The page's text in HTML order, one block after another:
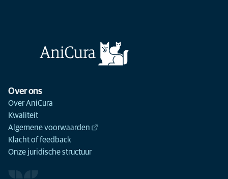
Over ons
Over AniCura
Kwaliteit
Algemene voorwaarden
Klacht of feedback
Onze juridische structuur